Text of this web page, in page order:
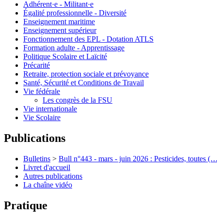
Adhérent·e - Militant·e
Égalité professionnelle - Diversité
Enseignement maritime
Enseignement supérieur
Fonctionnement des EPL - Dotation ATLS
Formation adulte - Apprentissage
Politique Scolaire et Laïcité
Précarité
Retraite, protection sociale et prévoyance
Santé, Sécurité et Conditions de Travail
Vie fédérale
Les congrès de la FSU
Vie internationale
Vie Scolaire
Publications
Bulletins > Bull n°443 - mars - juin 2026 : Pesticides, toutes
Livret d'accueil
Autres publications
La chaîne vidéo
Pratique